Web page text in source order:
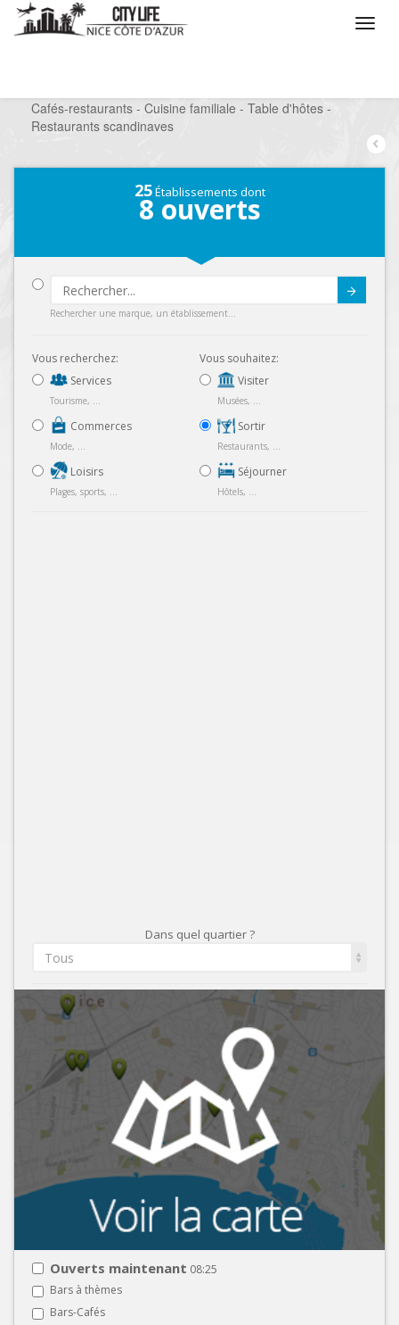
Cafés-restaurants - Cuisine familiale - Table d'hôtes -
Restaurants scandinaves
25Établissements dont
8 ouverts
Rechercher une marque, un établissement...
Vous recherchez:
Services
Tourisme, ...
Commerces
Mode, ...
Loisirs
Plages, sports, ...
Vous souhaitez:
Visiter
Musées, ...
Sortir
Restaurants, ...
Séjourner
Hôtels, ...
Dans quel quartier ?
Tous
Ouverts maintenant 08:25
Bars à thèmes
Bars-Cafés